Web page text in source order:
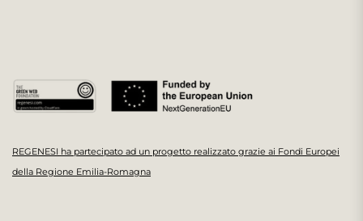
REGENESI ha partecipato ad un progetto realizzato grazie ai Fondi Europei
della Regione Emilia-Romagna